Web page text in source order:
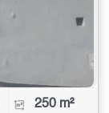
250 m²